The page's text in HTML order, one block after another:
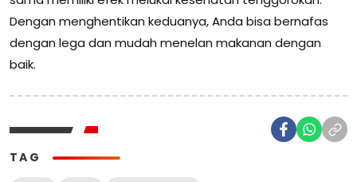
Dengan menghentikan keduanya, Anda bisa bernafas
dengan lega dan mudah menelan makanan dengan
baik.
TAG